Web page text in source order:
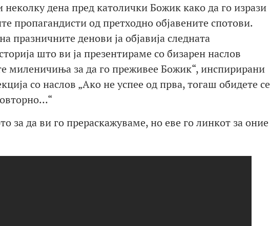
дена пред католички Божик како да го изрази
пропагандисти од претходно објавените спотови.
празничните денови ја објавија следната
што ви ја презентираме со бизарен наслов
миленичиња за да го преживее Божик“, инспирирани
со наслов „Ако не успее од прва, тогаш обидете се
за да ви го прераскажуваме, но еве го линкот за оние